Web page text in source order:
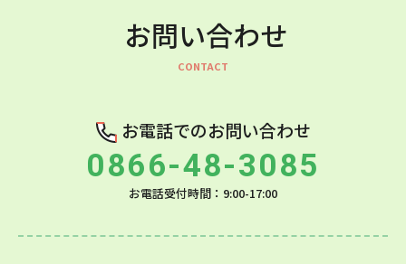
お問い合わせ
お電話でのお問い合わせ
0866-48-3085
お電話受付時間：9:00-17:00